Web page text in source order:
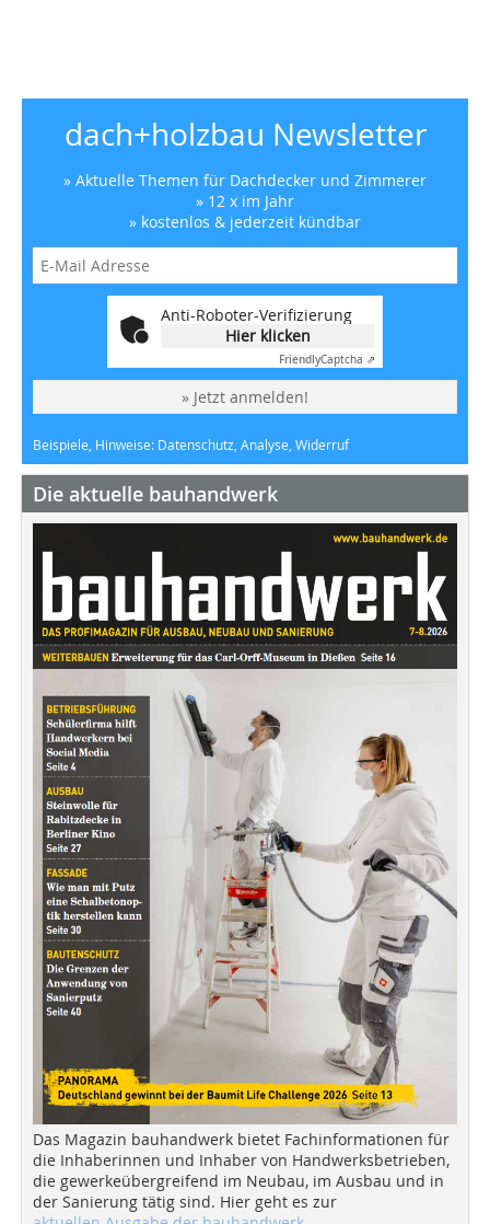
dach+holzbau Newsletter
» Aktuelle Themen für Dachdecker und Zimmerer
» 12 x im Jahr
» kostenlos & jederzeit kündbar
Anti-Roboter-Verifizierung
Hier klicken
FriendlyCaptcha ⇗
» Jetzt anmelden!
Beispiele, Hinweise: Datenschutz, Analyse, Widerruf
Die aktuelle bauhandwerk
Das Magazin bauhandwerk bietet Fachinformationen für
die Inhaberinnen und Inhaber von Handwerksbetrieben,
die gewerkeübergreifend im Neubau, im Ausbau und in
der Sanierung tätig sind. Hier geht es zur